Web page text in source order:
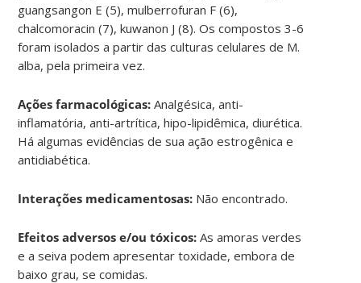
guangsangon E (5), mulberrofuran F (6),
chalcomoracin (7), kuwanon J (8). Os compostos 3-6
foram isolados a partir das culturas celulares de M.
alba, pela primeira vez.
Ações farmacológicas: Analgésica, anti-
inflamatória, anti-artrítica, hipo-lipidêmica, diurética.
Há algumas evidências de sua ação estrogênica e
antidiabética.
Interações medicamentosas: Não encontrado.
Efeitos adversos e/ou tóxicos: As amoras verdes
e a seiva podem apresentar toxidade, embora de
baixo grau, se comidas.